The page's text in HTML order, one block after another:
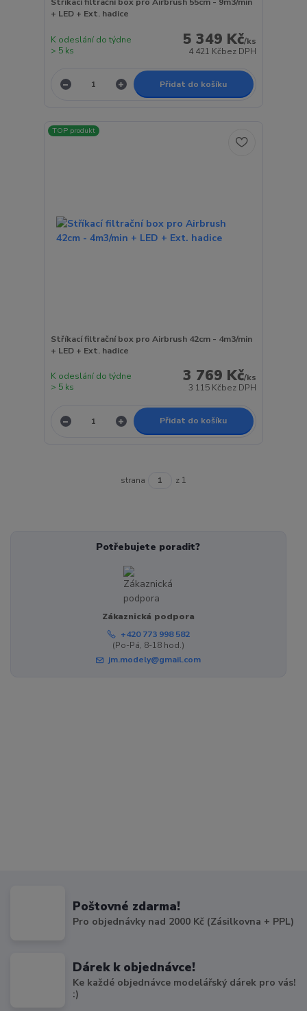
Stříkací filtrační box pro Airbrush 55cm - 9m3/min
+ LED + Ext. hadice
5 349 Kč/ks
4 421 Kčbez DPH
K odeslání do týdne
> 5 ks
Přidat do košíku
TOP produkt
Stříkací filtrační box pro Airbrush 42cm - 4m3/min
+ LED + Ext. hadice
3 769 Kč/ks
3 115 Kčbez DPH
K odeslání do týdne
> 5 ks
Přidat do košíku
strana z 1
Potřebujete poradit?
Zákaznická podpora
+420 773 998 582
(Po-Pá, 8-18 hod.)
jm.modely@gmail.com
Poštovné zdarma!
Pro objednávky nad 2000 Kč (Zásilkovna + PPL)
Dárek k objednávce!
Ke každé objednávce modelářský dárek pro vás!
:)